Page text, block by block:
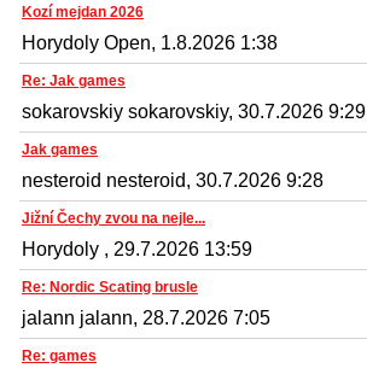
Kozí mejdan 2026
Horydoly Open, 1.8.2026 1:38
Re: Jak games
sokarovskiy sokarovskiy, 30.7.2026 9:29
Jak games
nesteroid nesteroid, 30.7.2026 9:28
Jižní Čechy zvou na nejle...
Horydoly , 29.7.2026 13:59
Re: Nordic Scating brusle
jalann jalann, 28.7.2026 7:05
Re: games